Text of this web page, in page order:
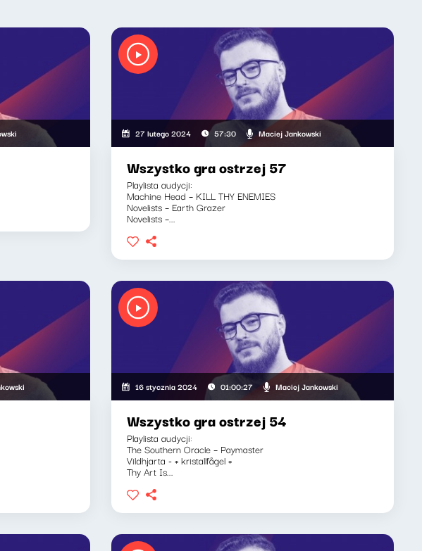
27 lutego 2024 57:30 Maciej Jankowski
Wszystko gra ostrzej 57
Playlista audycji:
Machine Head – KILL THY ENEMIES
Novelists – Earth Grazer
Novelists –...
16 stycznia 2024 01:00:27 Maciej Jankowski
Wszystko gra ostrzej 54
Playlista audycji:
The Southern Oracle – Paymaster
Vildhjarta - + kristallfågel +
Thy Art Is...